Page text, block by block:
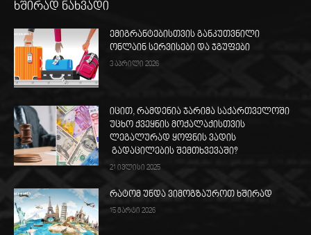
ხშირად ნახვადი
ემიგრანტებისთვის განკუთვნილი
ონლაინ სერვისები და ჯგუფები
3 აპრილი 2026
იცით, რამდენია ჯარიმა საქართველოში
უცხო ქვეყნის მოქალაქისთვის
ლეგალურად ყოფნის ვადის
გადაცილების შემთხვევაში?
21 ივლისი 2025
რატომ უნდა ვიმოგზაუროთ ხშირად
15 მარტი 2026